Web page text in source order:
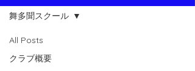
All Posts
クラブ概要
舞多聞スクール